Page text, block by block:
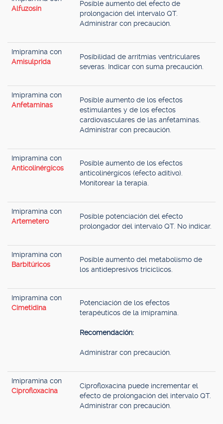
Alfuzosín
Posible aumento del efecto de
prolongación del intervalo QT.
Administrar con precaución.
Imipramina con
Amisulprida
Posibilidad de arritmias ventriculares
severas. Indicar con suma precaución.
Imipramina con
Anfetaminas
Posible aumento de los efectos
estimulantes y de los efectos
cardiovasculares de las anfetaminas.
Administrar con precaución.
Imipramina con
Anticolinérgicos
Posible aumento de los efectos
anticolinérgicos (efecto aditivo).
Monitorear la terapia.
Imipramina con
Artemetero
Posible potenciación del efecto
prolongador del intervalo QT. No indicar.
Imipramina con
Barbitúricos
Posible aumento del metabolismo de
los antidepresivos tricíclicos.
Imipramina con
Cimetidina
Potenciación de los efectos
terapéuticos de la imipramina.
Recomendación:
Administrar con precaución.
Imipramina con
Ciprofloxacina
Ciprofloxacina puede incrementar el
efecto de prolongación del intervalo QT.
Administrar con precaución.